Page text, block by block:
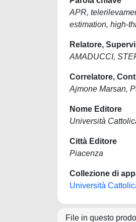
APR,
estimation, high-
Relatore,
AMADUCCI,
Correlatore,
Ajmone Marsan,
Nome Editore
Università
Città Editore
Piacenza
Collezione di
Università
File in questo